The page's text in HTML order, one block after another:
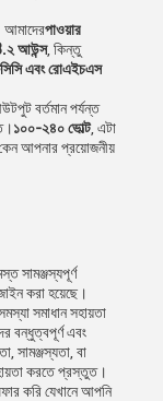
আমাদেরপাওয়ার
আউন্স, কিন্তু
এবং রোএইচএস
বর্তমান পর্যন্ত
১০০-২৪০ ভোল্ট, এটা
আপনার প্রয়োজনীয়
সামঞ্জস্যপূর্ণ
করা হয়েছে।
সমাধান সহায়তা
বন্ধুত্বপূর্ণ এবং
সামঞ্জস্যতা, বা
করতে প্রস্তুত।
করি যেখানে আপনি